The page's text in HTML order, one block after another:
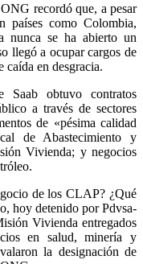
recordó que, a pesar
países como Colombia,
nunca se ha abierto un
llegó a ocupar cargos de
caída en desgracia.
Saab obtuvo contratos
a través de sectores
de «pésima calidad
de Abastecimiento y
Vivienda; y negocios
de los CLAP? ¿Qué
hoy detenido por Pdvsa-
Vivienda entregados
en salud, minería y
la designación de